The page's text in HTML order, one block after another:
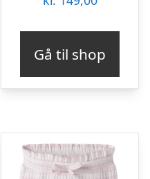
Gå til shop